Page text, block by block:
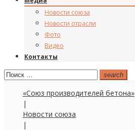
Новости союза
Новости отрасли
Фото
Видео
Контакты
Поиск: search
«Союз производителей бетона»
|
Новости союза
|